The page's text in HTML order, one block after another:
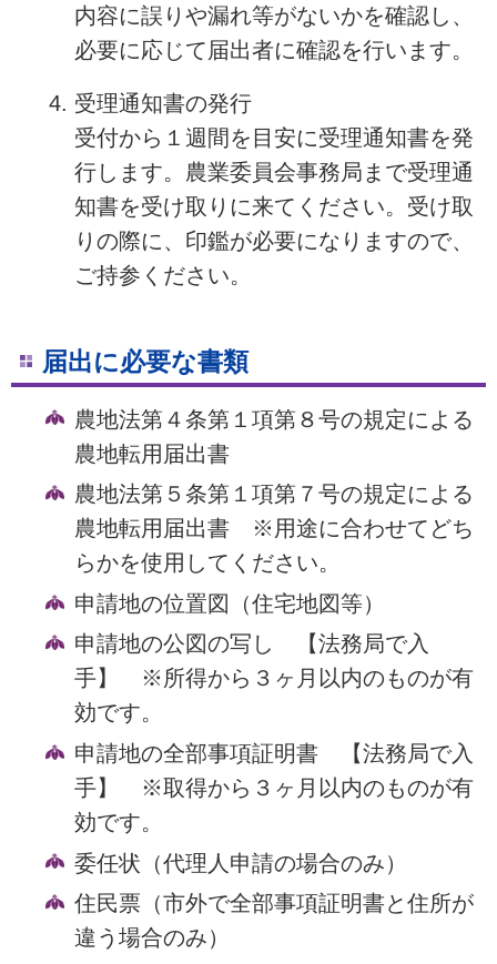
内容に誤りや漏れ等がないかを確認し、
必要に応じて届出者に確認を行います。
受理通知書の発行
受付から１週間を目安に受理通知書を発
行します。農業委員会事務局まで受理通
知書を受け取りに来てください。受け取
りの際に、印鑑が必要になりますので、
ご持参ください。
届出に必要な書類
農地法第４条第１項第８号の規定による
農地転用届出書
農地法第５条第１項第７号の規定による
農地転用届出書 ※用途に合わせてどち
らかを使用してください。
申請地の位置図（住宅地図等）
申請地の公図の写し 【法務局で入
手】 ※所得から３ヶ月以内のものが有
効です。
申請地の全部事項証明書 【法務局で入
手】 ※取得から３ヶ月以内のものが有
効です。
委任状（代理人申請の場合のみ）
住民票（市外で全部事項証明書と住所が
違う場合のみ）